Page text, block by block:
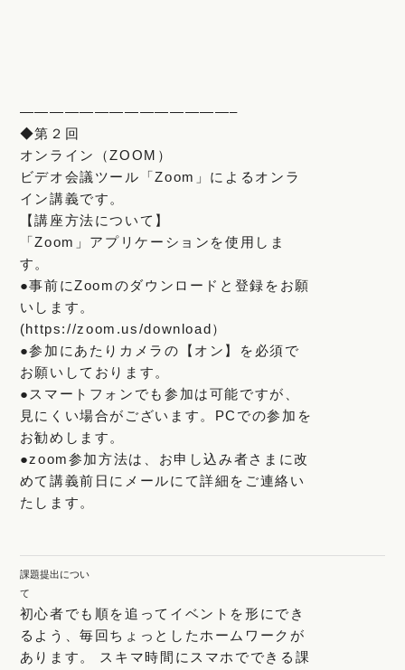
——————————————–
◆第２回
オンライン（ZOOM）
ビデオ会議ツール「Zoom」によるオンラ
イン講義です。
【講座方法について】
「Zoom」アプリケーションを使用しま
す。
●事前にZoomのダウンロードと登録をお願
いします。
(https://zoom.us/download）
●参加にあたりカメラの【オン】を必須で
お願いしております。
●スマートフォンでも参加は可能ですが、
見にくい場合がございます。PCでの参加を
お勧めします。
●zoom参加方法は、お申し込み者さまに改
めて講義前日にメールにて詳細をご連絡い
たします。
課題提出につい
て
初心者でも順を追ってイベントを形にでき
るよう、毎回ちょっとしたホームワークが
あります。 スキマ時間にスマホでできる課